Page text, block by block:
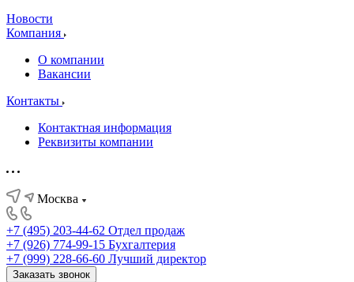
Новости
Компания
О компании
Вакансии
Контакты
Контактная информация
Реквизиты компании
Москва
+7 (495) 203-44-62 Отдел продаж
+7 (926) 774-99-15 Бухгалтерия
+7 (999) 228-66-60 Лучший директор
Заказать звонок